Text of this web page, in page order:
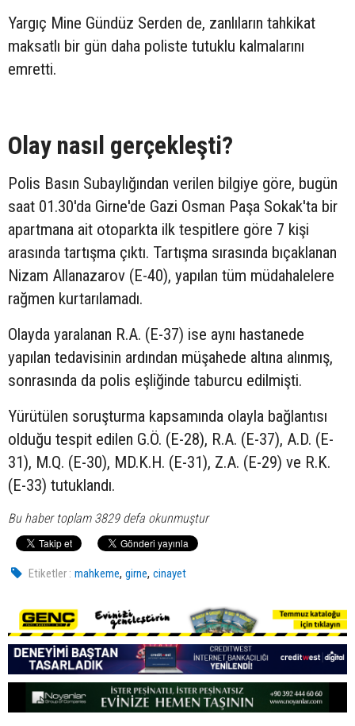
Yargıç Mine Gündüz Serden de, zanlıların tahkikat
maksatlı bir gün daha poliste tutuklu kalmalarını
emretti.
Olay nasıl gerçekleşti?
Polis Basın Subaylığından verilen bilgiye göre, bugün
saat 01.30'da Girne'de Gazi Osman Paşa Sokak'ta bir
apartmana ait otoparkta ilk tespitlere göre 7 kişi
arasında tartışma çıktı. Tartışma sırasında bıçaklanan
Nizam Allanazarov (E-40), yapılan tüm müdahalelere
rağmen kurtarılamadı.
Olayda yaralanan R.A. (E-37) ise aynı hastanede
yapılan tedavisinin ardından müşahede altına alınmış,
sonrasında da polis eşliğinde taburcu edilmişti.
Yürütülen soruşturma kapsamında olayla bağlantısı
olduğu tespit edilen G.Ö. (E-28), R.A. (E-37), A.D. (E-
31), M.Q. (E-30), MD.K.H. (E-31), Z.A. (E-29) ve R.K.
(E-33) tutuklandı.
Bu haber toplam 3829 defa okunmuştur
Etiketler : mahkeme,girne,cinayet